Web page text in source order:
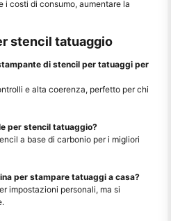
i costi di consumo, aumentare la
stencil tatuaggio
di stencil per tatuaggi per
e alta coerenza, perfetto per chi
per stencil tatuaggio?
a base di carbonio per i migliori
per stampare tatuaggi a casa?
impostazioni personali, ma si